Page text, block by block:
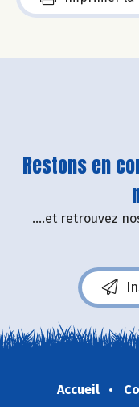
Restons en
....et retrouvez
Accueil